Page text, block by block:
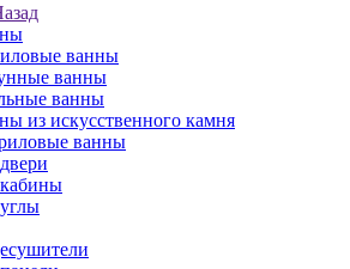
ванны
ванны
ванны
из искусственного камня
ванны